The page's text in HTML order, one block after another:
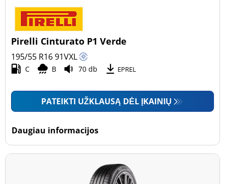
Pirelli Cinturato P1 Verde
195/55 R1691VXL
C B 70 db EPREL
PATEIKTI UŽKLAUSĄ DĖL ĮKAINIŲ
Daugiau informacijos